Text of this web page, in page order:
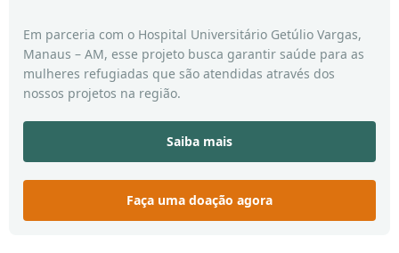
Em parceria com o Hospital Universitário Getúlio Vargas,
Manaus – AM, esse projeto busca garantir saúde para as
mulheres refugiadas que são atendidas através dos
nossos projetos na região.
Saiba mais
Faça uma doação agora